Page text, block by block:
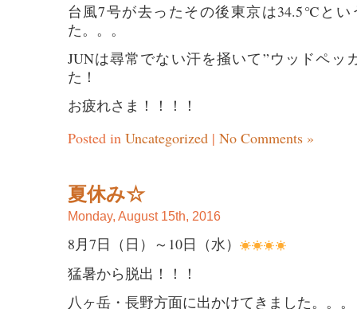
台風7号が去ったその後東京は34.5℃とい
た。。。
JUNは尋常でない汗を掻いて”ウッドペッ
た！
お疲れさま！！！！
Posted in Uncategorized| No Comments »
夏休み☆
Monday, August 15th, 2016
8月7日（日）～10日（水）
猛暑から脱出！！！
八ヶ岳・長野方面に出かけてきました。。。